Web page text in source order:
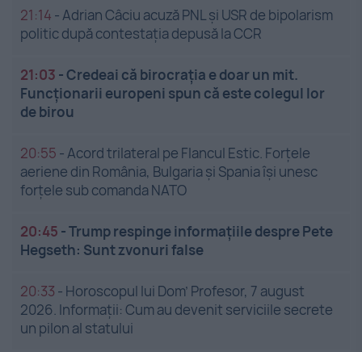
21:14 -Adrian Câciu acuză PNL și USR de bipolarism
politic după contestația depusă la CCR
21:03 -Credeai că birocrația e doar un mit.
Funcționarii europeni spun că este colegul lor
de birou
20:55 -Acord trilateral pe Flancul Estic. Forțele
aeriene din România, Bulgaria și Spania își unesc
forțele sub comanda NATO
20:45 -Trump respinge informațiile despre Pete
Hegseth: Sunt zvonuri false
20:33 - Horoscopul lui Dom’ Profesor, 7 august
2026. Informații: Cum au devenit serviciile secrete
un pilon al statului